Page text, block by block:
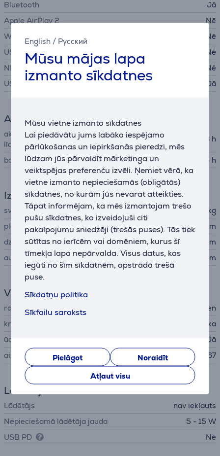
English / Русский
Mūsu mājas lapa
izmanto sīkdatnes
Mūsu vietne izmanto sīkdatnes
Lai piedāvātu jums labāko iespējamo
pārlūkošanas un iepirkšanās pieredzi, mēs
lūdzam jūs pārvaldīt mārketinga un
veiktspējas preferenču izvēli. Ņemiet vērā, ka
vietne izmanto nepieciešamās (obligātās)
sīkdatnes, no kurām jūs nevarat atteikties.
Tāpat informējam, ka mēs izmantojam trešo
pušu sīkdatnes, ko izveidojuši citi
pakalpojumu sniedzēji (trešās puses). Tās tiek
sūtītas no ierīcēm vai domēniem, kurus šī
tīmekļa lapa nepārvalda. Visus datus, kas
iegūti no šīm sīkdatnēm, apstrādā trešā
puse.
Sīkdatņu politika
Sīkfailu saraksts
Pielāgot
Noraidīt
Atļaut visu
Bluetooth
Jā
Apple AirPlay 2
Nē
WiFi
Nē
USB-A
Nē
NFC
Nē
USB-C
Jā
Akumulators
akumulatora darbības ilgums
līdz
18 h
baterijas lādēšanas laiks 2,75 h
Izmēri
svars
0,558 kg
platums
13,3 cm
dziļums
13,3 cm
augstums
4,6 cm
Vispārējais parametrs
ražotājs
Bang & Olufsen
krāsa
melna, pelēka
ūdensizturīgs
Jā
aizsardzības līmenis
IP67
Lādētājs
Lādētājs
nav iekļauts
Nepieciešamā lādētāja jauda
5 - 15 W
USB PD
Nē